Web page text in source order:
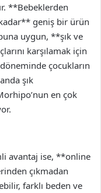
**Bebeklerden
geniş bir ürün
uygun, **şık ve
karşılamak için
çocukların
şık
en çok
avantaj ise, **online
çıkmadan
farklı beden ve